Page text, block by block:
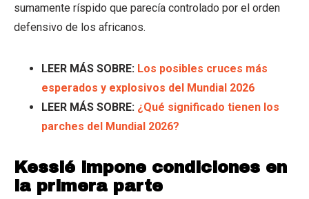
sumamente ríspido que parecía controlado por el orden
defensivo de los africanos.
LEER MÁS SOBRE: Los posibles cruces más
esperados y explosivos del Mundial 2026
LEER MÁS SOBRE: ¿Qué significado tienen los
parches del Mundial 2026?
Kessié impone condiciones en
la primera parte